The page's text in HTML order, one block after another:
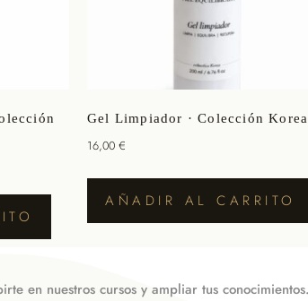
Gel Limpiador · Colección Korea
16,00 €
AÑADIR AL CARRITO
en nuestros cursos y ampliar tus